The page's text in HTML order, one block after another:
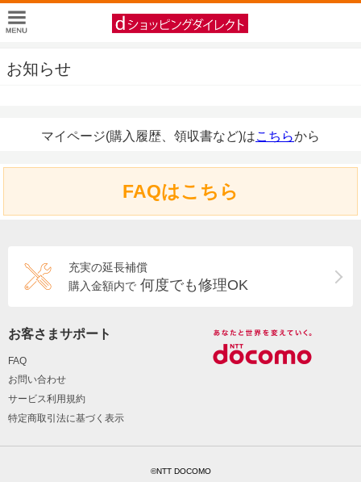
お知らせ
マイページ(購入履歴、領収書など)はこちらから
FAQはこちら
充実の延長補償
購入金額内で 何度でも修理OK
お客さまサポート
FAQ
お問い合わせ
サービス利用規約
特定商取引法に基づく表示
©NTT DOCOMO